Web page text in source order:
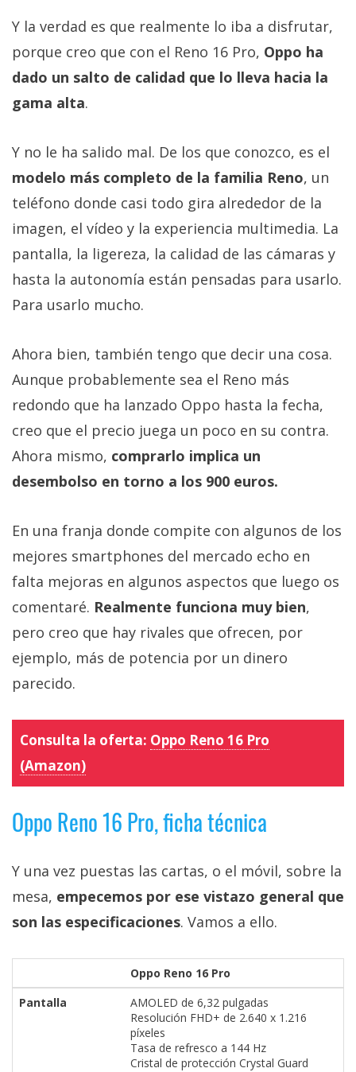
Y la verdad es que realmente lo iba a disfrutar,
porque creo que con el Reno 16 Pro, Oppo ha
dado un salto de calidad que lo lleva hacia la
gama alta.
Y no le ha salido mal. De los que conozco, es el
modelo más completo de la familia Reno, un
teléfono donde casi todo gira alrededor de la
imagen, el vídeo y la experiencia multimedia. La
pantalla, la ligereza, la calidad de las cámaras y
hasta la autonomía están pensadas para usarlo.
Para usarlo mucho.
Ahora bien, también tengo que decir una cosa.
Aunque probablemente sea el Reno más
redondo que ha lanzado Oppo hasta la fecha,
creo que el precio juega un poco en su contra.
Ahora mismo, comprarlo implica un
desembolso en torno a los 900 euros.
En una franja donde compite con algunos de los
mejores smartphones del mercado echo en
falta mejoras en algunos aspectos que luego os
comentaré. Realmente funciona muy bien,
pero creo que hay rivales que ofrecen, por
ejemplo, más de potencia por un dinero
parecido.
Consulta la oferta: Oppo Reno 16 Pro
(Amazon)
Oppo Reno 16 Pro, ficha técnica
Y una vez puestas las cartas, o el móvil, sobre la
mesa, empecemos por ese vistazo general que
son las especificaciones. Vamos a ello.
Oppo Reno 16 Pro
Pantalla
AMOLED de 6,32 pulgadas
Resolución FHD+ de 2.640 x 1.216
píxeles
Tasa de refresco a 144 Hz
Cristal de protección Crystal Guard